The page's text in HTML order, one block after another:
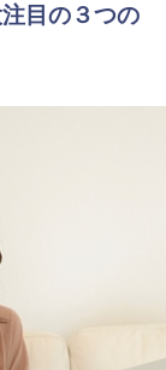
目の３つの